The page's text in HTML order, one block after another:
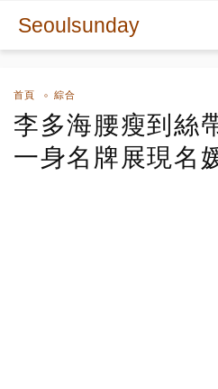
Seoulsunday
首頁 綜合
李多海腰瘦到
一身名牌展現名